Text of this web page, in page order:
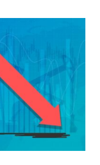
Hoch – US-
– Heizölpreis zieht
US-Ölproduktion US-